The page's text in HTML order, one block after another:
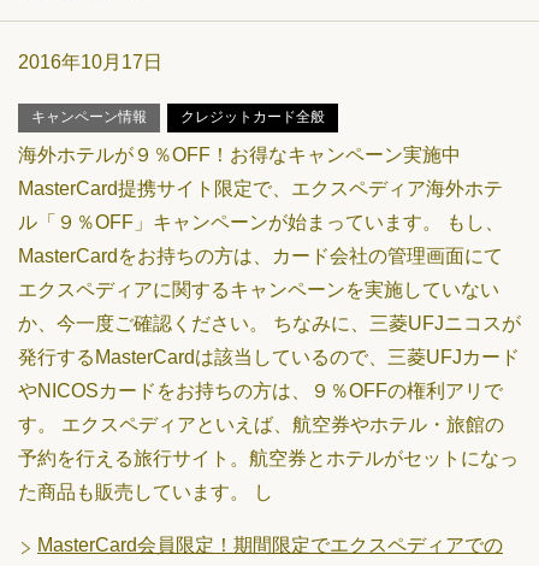
2016年10月17日
キャンペーン情報 クレジットカード全般
海外ホテルが９％OFF！お得なキャンペーン実施中
MasterCard提携サイト限定で、エクスペディア海外ホテ
ル「９％OFF」キャンペーンが始まっています。 もし、
MasterCardをお持ちの方は、カード会社の管理画面にて
エクスペディアに関するキャンペーンを実施していない
か、今一度ご確認ください。 ちなみに、三菱UFJニコスが
発行するMasterCardは該当しているので、三菱UFJカード
やNICOSカードをお持ちの方は、９％OFFの権利アリで
す。 エクスペディアといえば、航空券やホテル・旅館の
予約を行える旅行サイト。航空券とホテルがセットになっ
た商品も販売しています。 し
MasterCard会員限定！期間限定でエクスペディアでの